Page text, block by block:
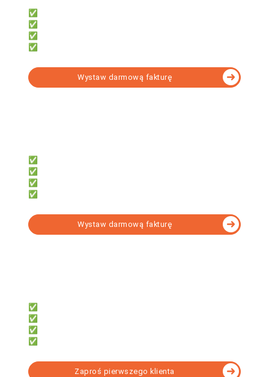
✅ Samodzielnie księgować
✅ Oszczędzić czas i pieniądze
✅ Mieć dostęp z telefonu i komputera
✅ Fakturować za darmo z KSeF
Wystaw darmową fakturę
✅ 7 000+ formularzy w tym KSeF
✅ e-Deklaracji, JPK, e-ZUS
✅ Obsługi wielu firm
✅ Narzędzia do formalności
Wystaw darmową fakturę
✅ System do współpracy z klientami
✅ Dać klientom darmowe faktury
✅ Obsługi KSeF bez instalacji
✅ Rozliczać KPiR lub Ryczałt
Zaproś pierwszego klienta